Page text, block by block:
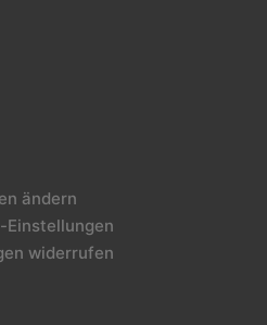
ändern
widerrufen